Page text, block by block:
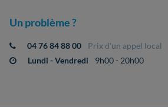
Un problème ?
04 76 84 88 00
Prix d'un appel local
Lundi - Vendredi
9h00 - 20h00